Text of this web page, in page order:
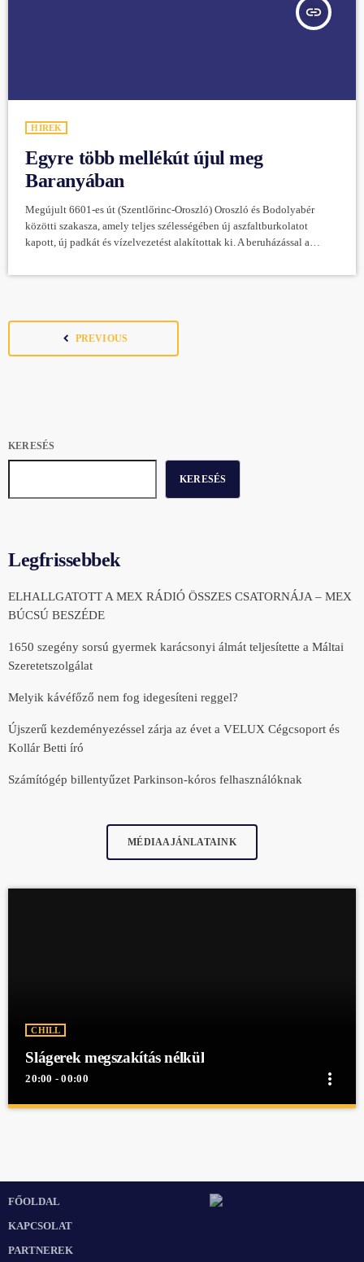
insert_link
HÍREK
Egyre több mellékút újul meg
Baranyában
Megújult 6601-es út (Szentlőrinc-Oroszló) Oroszló és Bodolyabér
közötti szakasza, amely teljes szélességében új aszfaltburkolatot
kapott, új padkát és vízelvezetést alakítottak ki. A beruházással a
a mindszentgodisai kereszteződést is felújították. Az útvonal fontos
szakaszon kell áthaladni. Ráadásul a 6601-es út fejlesztése nem ért
véget, a […]
navigate_before PREVIOUS
KERESÉS
KERESÉS
Legfrissebbek
ELHALLGATOTT A MEX RÁDIÓ ÖSSZES CSATORNÁJA – MEX
BÚCSÚ BESZÉDE
1650 szegény sorsú gyermek karácsonyi álmát teljesítette a Máltai
Szeretetszolgálat
Melyik kávéfőző nem fog idegesíteni reggel?
Újszerű kezdeményezéssel zárja az évet a VELUX Cégcsoport és
Kollár Betti író
Számítógép billentyűzet Parkinson-kóros felhasználóknak
MÉDIAAJÁNLATAINK
CHILL
Slágerek megszakítás nélkül
20:00 - 00:00 more_vert
Slágerek megszakítás nélkül egész éjjel a Mex Rádióban!
FŐOLDAL
KAPCSOLAT
PARTNEREK